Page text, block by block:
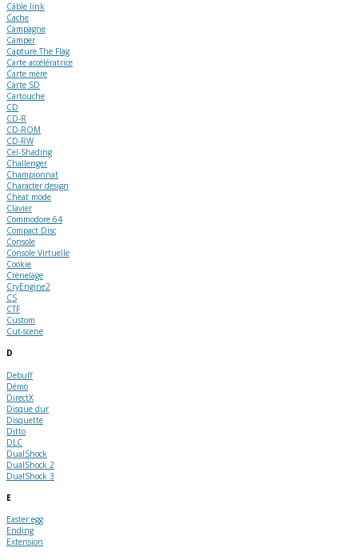
Câble link
Cache
Campagne
Camper
Capture The Flag
Carte accélératrice
Carte mère
Carte SD
Cartouche
CD
CD-R
CD-ROM
CD-RW
Cel-Shading
Challenger
Championnat
Character design
Cheat mode
Clavier
Commodore 64
Compact Disc
Console
Console Virtuelle
Cookie
Crénelage
CryEngine2
CS
CTF
Custom
Cut-scene
D
Debuff
Démo
DirectX
Disque dur
Disquette
Ditto
DLC
DualShock
DualShock 2
DualShock 3
E
Easter egg
Ending
Extension